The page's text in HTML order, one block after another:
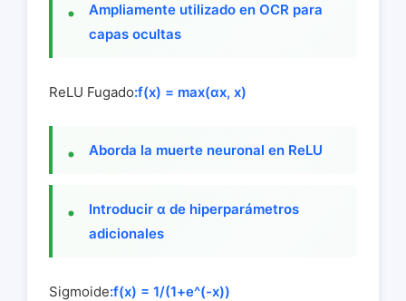
Ampliamente utilizado en OCR para
capas ocultas
ReLU Fugado:f(x) = max(αx, x)
Aborda la muerte neuronal en ReLU
Introducir α de hiperparámetros
adicionales
Sigmoide:f(x) = 1/(1+e^(-x))